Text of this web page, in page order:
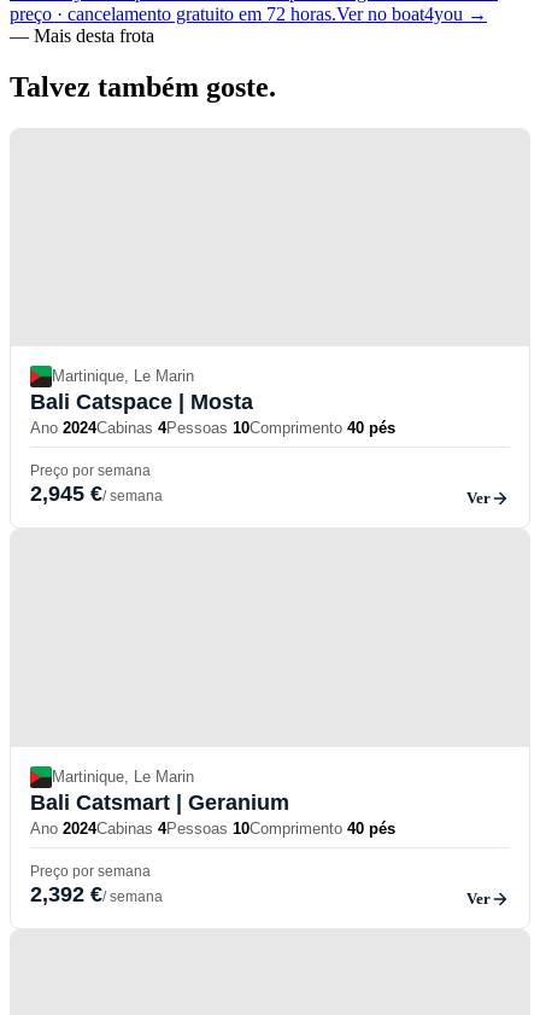
preço · cancelamento gratuito em 72 horas.Ver no boat4you →
— Mais desta frota
Talvez também goste.
Martinique, Le Marin
Bali Catspace | Mosta
Ano 2024Cabinas 4Pessoas 10Comprimento 40 pés
Preço por semana
2,945 €/ semana Ver
Martinique, Le Marin
Bali Catsmart | Geranium
Ano 2024Cabinas 4Pessoas 10Comprimento 40 pés
Preço por semana
2,392 €/ semana Ver